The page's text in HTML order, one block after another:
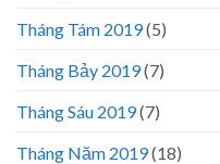
Tháng Tám 2019(5)
Tháng Bảy 2019(7)
Tháng Sáu 2019(7)
Tháng Năm 2019(18)